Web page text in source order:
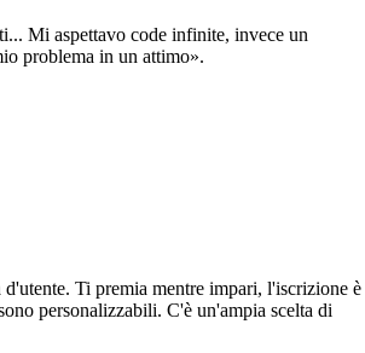
Mi aspettavo code infinite, invece un
problema in un attimo».
d'utente. Ti premia mentre impari, l'iscrizione è
personalizzabili. C'è un'ampia scelta di